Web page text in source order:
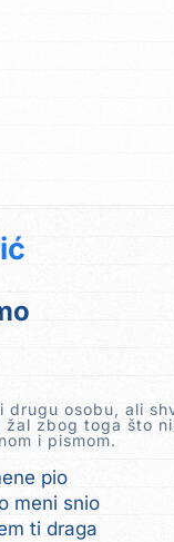
drugu osobu, ali
zbog toga što
i pismom.
pio
meni snio
ti draga